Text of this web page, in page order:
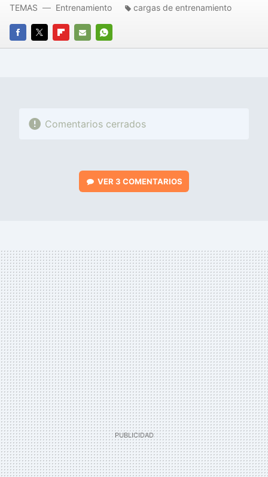
FACEBOOK
TWITTERFLIPBOARD
E-
WHATSAPP
TEMAS Entrenamiento cargas de entrenamiento
Comentarios cerrados
VER 3 COMENTARIOS